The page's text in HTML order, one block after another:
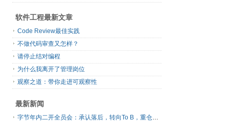
软件工程最新文章
Code Review最佳实践
不做代码审查又怎样？
请停止结对编程
为什么我离开了管理岗位
观察之道：带你走进可观察性
最新新闻
字节年内二开全员会：承认落后，转向To B，重仓年轻人